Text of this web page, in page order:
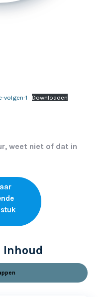
volgen-1 Downloaden
weet niet of dat in